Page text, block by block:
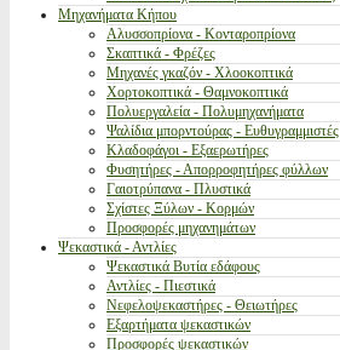
Μηχανήματα Κήπου
Αλυσσοπρίονα - Κονταροπρίονα
Σκαπτικά - Φρέζες
Μηχανές γκαζόν - Χλοοκοπτικά
Χορτοκοπτικά - Θαμνοκοπτικά
Πολυεργαλεία - Πολυμηχανήματα
Ψαλίδια μπορντούρας - Ευθυγραμμιστές
Κλαδοφάγοι - Εξαερωτήρες
Φυσητήρες - Απορροφητήρες φύλλων
Γαιοτρύπανα - Πλυστικά
Σχίστες Ξύλων - Κορμών
Προσφορές μηχανημάτων
Ψεκαστικά - Αντλίες
Ψεκαστικά Βυτία εδάφους
Αντλίες - Πιεστικά
Νεφελοψεκαστήρες - Θειωτήρες
Εξαρτήματα ψεκαστικών
Προσφορές ψεκαστικών